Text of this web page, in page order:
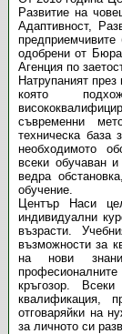
Развитие на
Адаптивност,
одобрени от
Агенция по
Натрупаният през
която
съвременни
техническа база
необходимото
всеки обучаван
ведра
обучение.
Център Наси
индивидуални
възрасти.
възможности за
на нови
кръгозор.
квалификация,
отговаряйки на
за личното си